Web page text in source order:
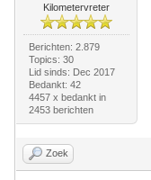
Kilometervreter
Berichten: 2.879
Topics: 30
Lid sinds: Dec 2017
Bedankt: 42
4457 x bedankt in
2453 berichten
Zoek